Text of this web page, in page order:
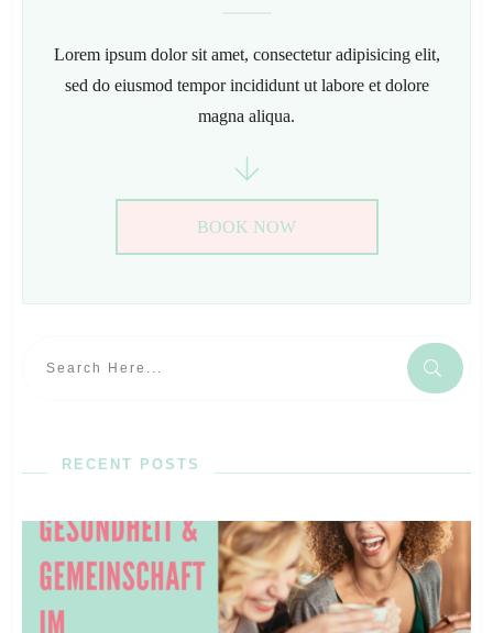
Lorem ipsum dolor sit amet, consectetur adipisicing elit,
sed do eiusmod tempor incididunt ut labore et dolore
magna aliqua.
BOOK NOW
RECENT POSTS